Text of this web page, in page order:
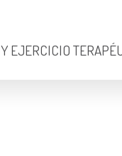
EJERCICIO